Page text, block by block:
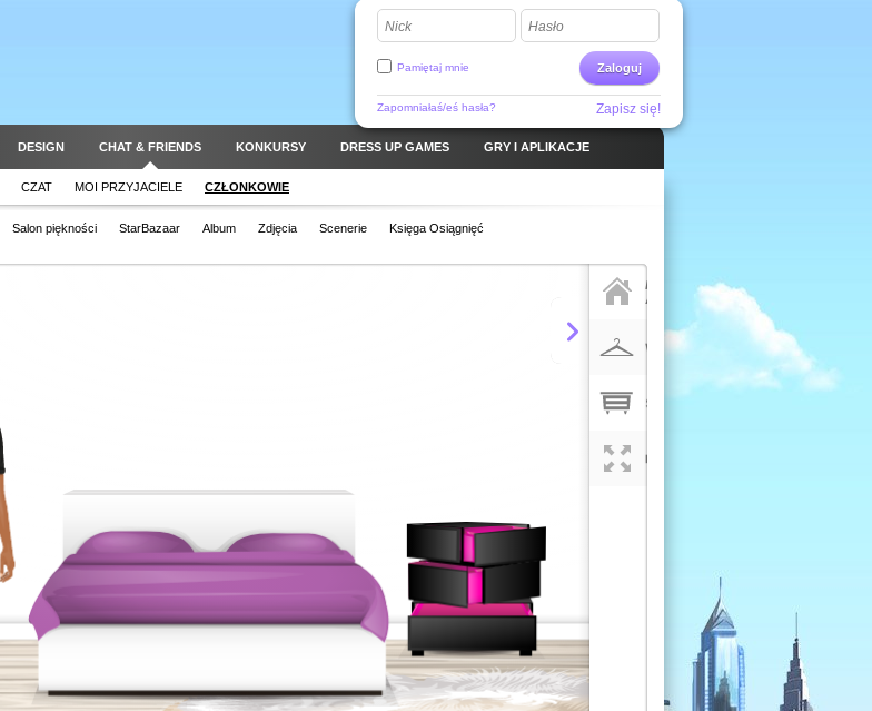
Nick Hasło
Zaloguj
Pamiętaj mnie
Zapomniałaś/eś hasła? Zapisz się!
DESIGN CHAT & FRIENDS KONKURSY DRESS UP GAMES GRY I APLIKACJE
CZAT MOI PRZYJACIELE CZŁONKOWIE
Salon piękności StarBazaar Album Zdjęcia Scenerie Księga Osiągnięć